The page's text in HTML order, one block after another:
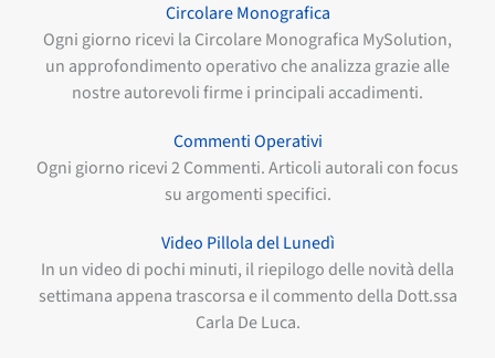
Circolare Monografica
Ogni giorno ricevi la Circolare Monografica MySolution,
un approfondimento operativo che analizza grazie alle
nostre autorevoli firme i principali accadimenti.
Commenti Operativi
Ogni giorno ricevi 2 Commenti. Articoli autorali con focus
su argomenti specifici.
Video Pillola del Lunedì
In un video di pochi minuti, il riepilogo delle novità della
settimana appena trascorsa e il commento della Dott.ssa
Carla De Luca.